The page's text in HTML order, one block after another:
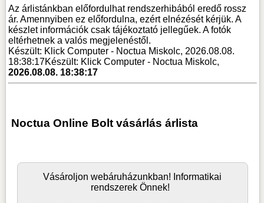
Az árlistánkban előfordulhat rendszerhibából eredő rossz
ár. Amennyiben ez előfordulna, ezért elnézését kérjük. A
készlet információk csak tájékoztató jellegűek. A fotók
eltérhetnek a valós megjelenéstől.
Készült: Klick Computer - Noctua Miskolc, 2026.08.08.
18:38:17Készült: Klick Computer - Noctua Miskolc,
2026.08.08. 18:38:17
Noctua Online Bolt vásárlás árlista
Vásároljonwebáruházunkban! Informatikai
rendszerek Önnek!